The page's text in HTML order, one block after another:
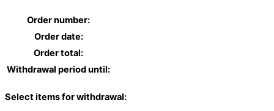
Order number:
Order date:
Order total:
Withdrawal period until:
Select items for withdrawal: